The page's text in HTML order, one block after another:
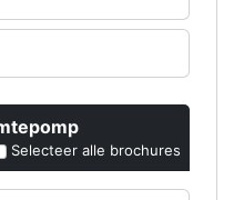
Selecteer alle brochures